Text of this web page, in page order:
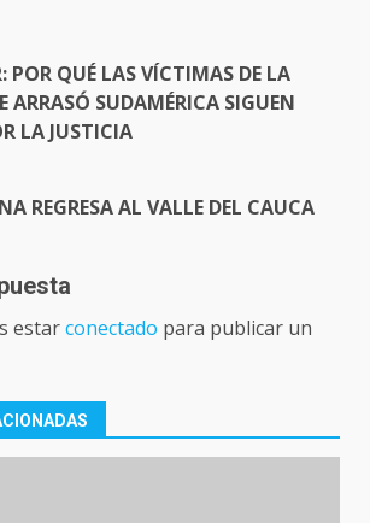
POR QUÉ LAS VÍCTIMAS DE LA
ARRASÓ SUDAMÉRICA SIGUEN
LA JUSTICIA
REGRESA AL VALLE DEL CAUCA
estarconectado para publicar un